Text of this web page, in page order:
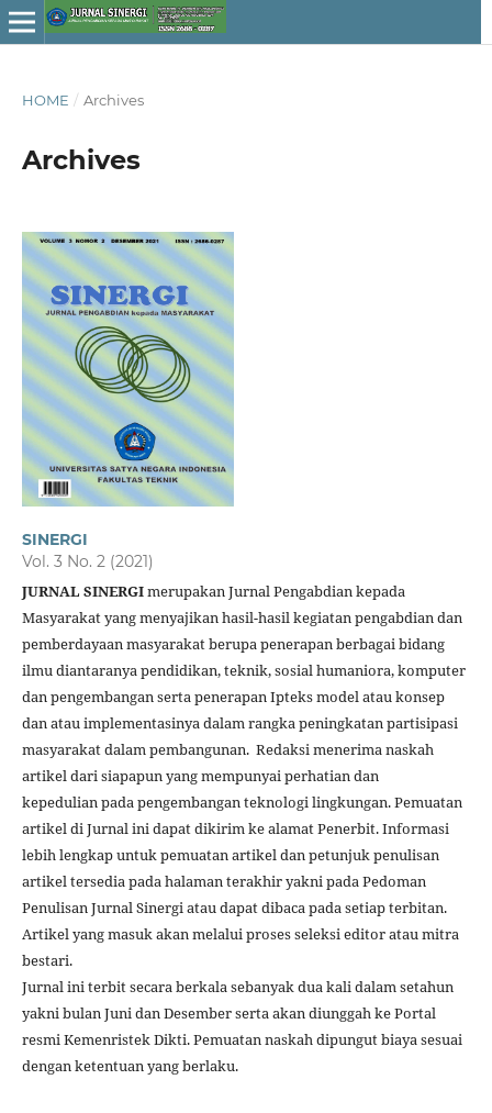
HOME / Archives
Archives
SINERGI
Vol. 3 No. 2 (2021)
JURNAL SINERGImerupakan Jurnal Pengabdian kepada
Masyarakat yang menyajikan hasil-hasil kegiatan pengabdian dan
pemberdayaan masyarakat berupa penerapan berbagai bidang
ilmu diantaranya pendidikan, teknik, sosial humaniora, komputer
dan pengembangan serta penerapan Ipteks model atau konsep
dan atau implementasinya dalam rangka peningkatan partisipasi
masyarakat dalam pembangunan. Redaksi menerima naskah
artikel dari siapapun yang mempunyai perhatian dan
kepedulian pada pengembangan teknologi lingkungan. Pemuatan
artikel di Jurnal ini dapat dikirim ke alamat Penerbit. Informasi
lebih lengkap untuk pemuatan artikel dan petunjuk penulisan
artikel tersedia pada halaman terakhir yakni pada Pedoman
Penulisan Jurnal Sinergi atau dapat dibaca pada setiap terbitan.
Artikel yang masuk akan melalui proses seleksi editor atau mitra
bestari.
Jurnal ini terbit secara berkala sebanyak dua kali dalam setahun
yakni bulan Juni dan Desember serta akan diunggah ke Portal
resmi Kemenristek Dikti. Pemuatan naskah dipungut biaya sesuai
dengan ketentuan yang berlaku.